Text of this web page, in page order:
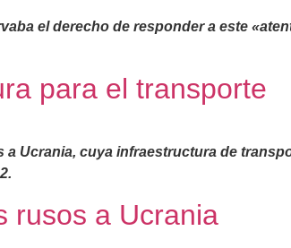
el derecho de responder a este
para el transporte
Ucrania, cuya infraestructura de
rusos a Ucrania